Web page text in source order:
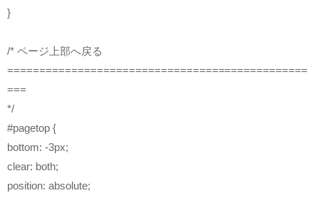
}
/* ページ上部へ戻る
===============================================
===
*/
#pagetop {
bottom: -3px;
clear: both;
position: absolute;